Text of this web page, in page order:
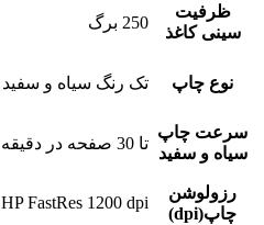
ظرفیت
سینی کاغذ
250 برگ
نوع چاپ تک رنگ سیاه و سفید
سرعت چاپ
سیاه و سفید
تا 30 صفحه در دقیقه
رزولوشن
چاپ(dpi)
HP FastRes 1200 dpi